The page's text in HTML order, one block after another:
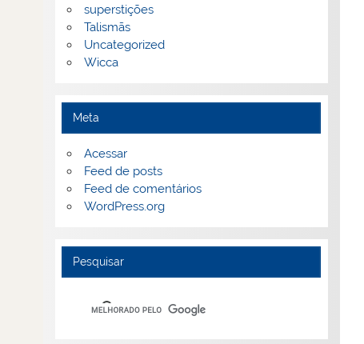
superstições
Talismãs
Uncategorized
Wicca
Meta
Acessar
Feed de posts
Feed de comentários
WordPress.org
Pesquisar